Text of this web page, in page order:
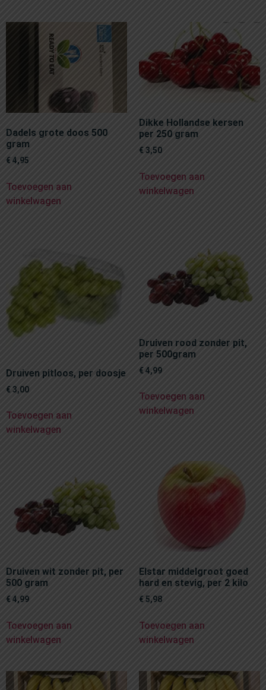
Dadels grote doos 500
gram
€ 4,95
Toevoegen aan
winkelwagen
Dikke Hollandse kersen
per 250 gram
€ 3,50
Toevoegen aan
winkelwagen
Druiven pitloos, per doosje
€ 3,00
Toevoegen aan
winkelwagen
Druiven rood zonder pit,
per 500gram
€ 4,99
Toevoegen aan
winkelwagen
Druiven wit zonder pit, per
500 gram
€ 4,99
Toevoegen aan
winkelwagen
Elstar middelgroot goed
hard en stevig, per 2 kilo
€5,98
Toevoegen aan
winkelwagen